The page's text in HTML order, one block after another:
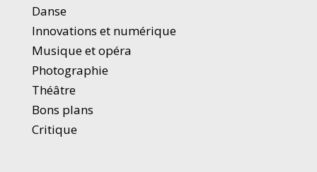
Danse
Innovations et numérique
Musique et opéra
Photographie
Théâtre
Bons plans
Critique